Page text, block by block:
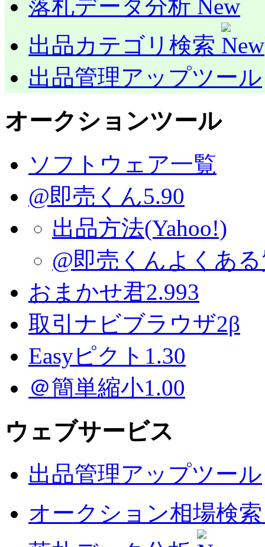
落札データ分析
出品カテゴリ検索
出品管理アップツール
オークションツール
ソフトウェア一覧
@即売くん5.90
出品方法(Yahoo!)
@即売くんよくあ
おまかせ君2.993
取引ナビブラウザ2β
Easyピクト1.30
＠簡単縮小1.00
ウェブサービス
出品管理アップツール
オークション相場検